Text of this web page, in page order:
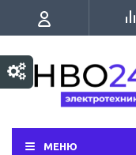
МЕНЮ